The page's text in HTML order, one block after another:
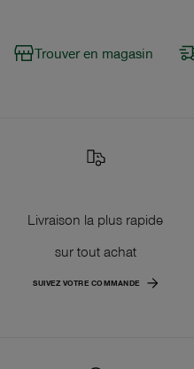
Trouver en magasin
Livraison la plus rapide
sur tout achat
SUIVEZ VOTRE COMMANDE